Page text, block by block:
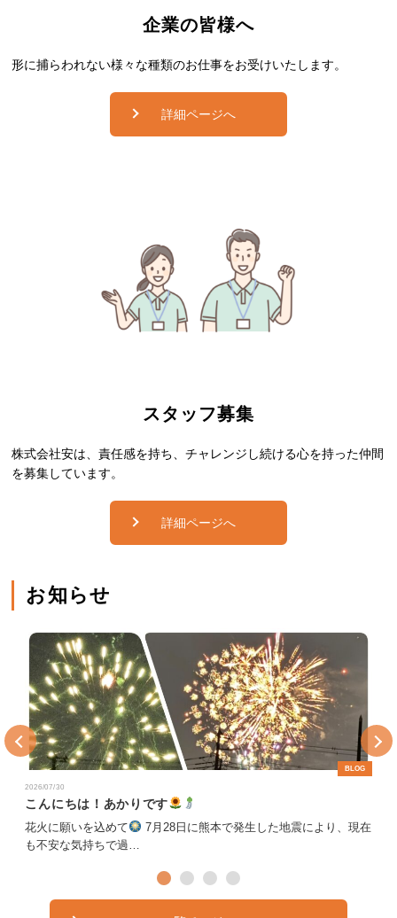
企業の皆様へ
形に捕らわれない様々な種類のお仕事をお受けいたします。
詳細ページへ
スタッフ募集
株式会社安は、責任感を持ち、チャレンジし続ける心を持った仲間
を募集しています。
詳細ページへ
お知らせ
Previous
2026/07/30
こんにちは！あかりです
花火に願いを込めて
7月28日に熊本で発生した地震により、現在
も不安な気持ちで過…
BLOG
Next